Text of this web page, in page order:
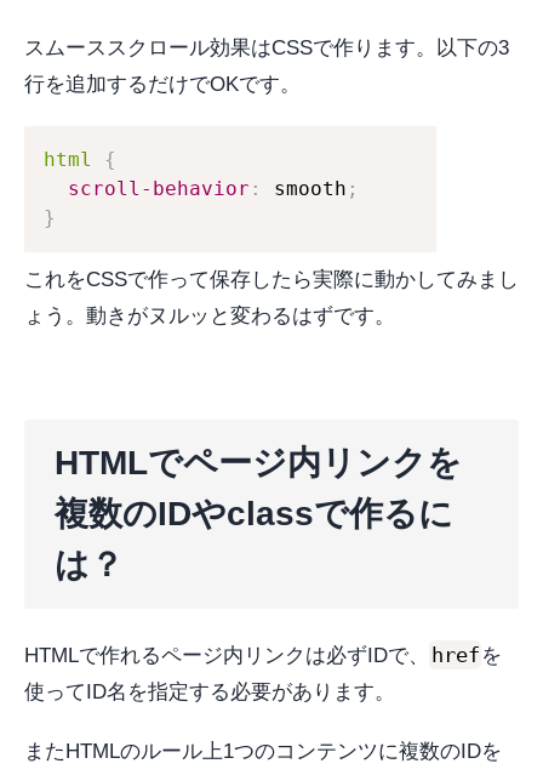
スムーススクロール効果はCSSで作ります。以下の3
行を追加するだけでOKです。
html
{
scroll-behavior : smooth ;
}
これをCSSで作って保存したら実際に動かしてみまし
ょう。動きがヌルッと変わるはずです。
HTMLでページ内リンクを
複数のIDやclassで作るに
は？
HTMLで作れるページ内リンクは必ずIDで、 href を
使ってID名を指定する必要があります。
またHTMLのルール上1つのコンテンツに複数のIDを